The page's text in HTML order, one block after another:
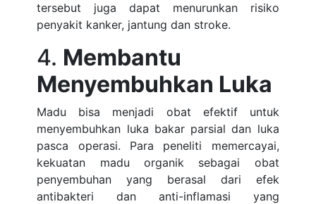
tersebut juga dapat menurunkan risiko
penyakit kanker, jantung dan stroke.
4. Membantu
Menyembuhkan Luka
Madu bisa menjadi obat efektif untuk
menyembuhkan luka bakar parsial dan luka
pasca operasi. Para peneliti memercayai,
kekuatan madu organik sebagai obat
penyembuhan yang berasal dari efek
antibakteri dan anti-inflamasi yang